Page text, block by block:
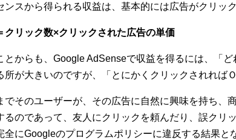
ンスから得られる収益は、基本的には広告がクリッ
クリック数×クリックされた広告の単価
とからも、Google AdSenseで収益を得るには、「ど
所が大きいのですが、「とにかくクリックされれば
でそのユーザーが、その広告に自然に興味を持ち、
るのであって、友人にクリックを頼んだり、誤クリ
全にGoogleのプログラムポリシーに違反する結果と